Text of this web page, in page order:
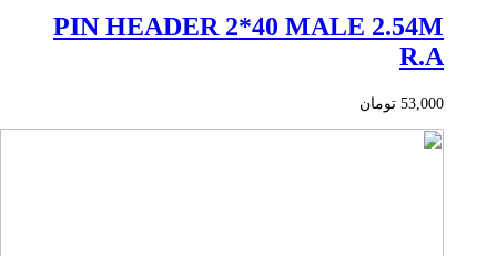
PIN HEADER 2*40 MALE 2.54M
R.A
53,000 تومان